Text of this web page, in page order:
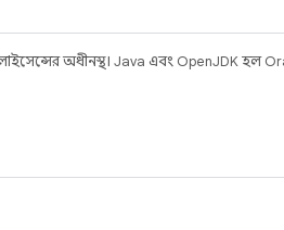
অধীনস্থ। Java এবং OpenJDK হল